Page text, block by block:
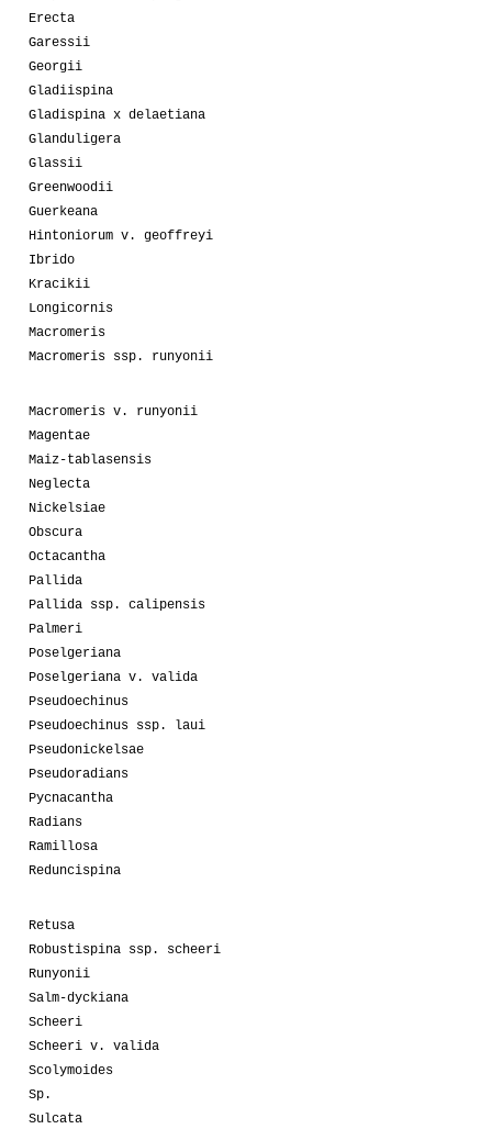
Erecta
Garessii
Georgii
Gladiispina
Gladispina x delaetiana
Glanduligera
Glassii
Greenwoodii
Guerkeana
Hintoniorum v. geoffreyi
Ibrido
Kracikii
Longicornis
Macromeris
Macromeris ssp. runyonii
Macromeris v. runyonii
Magentae
Maiz-tablasensis
Neglecta
Nickelsiae
Obscura
Octacantha
Pallida
Pallida ssp. calipensis
Palmeri
Poselgeriana
Poselgeriana v. valida
Pseudoechinus
Pseudoechinus ssp. laui
Pseudonickelsae
Pseudoradians
Pycnacantha
Radians
Ramillosa
Reduncispina
Retusa
Robustispina ssp. scheeri
Runyonii
Salm-dyckiana
Scheeri
Scheeri v. valida
Scolymoides
Sp.
Sulcata